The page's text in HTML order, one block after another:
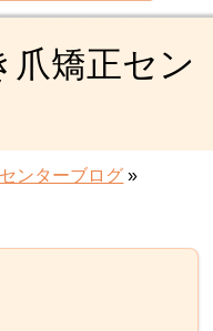
爪矯正セン
ンターブログ »